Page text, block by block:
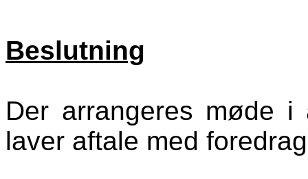
Beslutning
Der arrangeres møde i
laver aftale med